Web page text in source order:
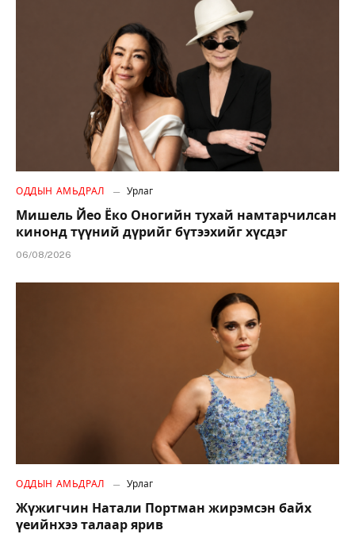
ОДДЫН АМЬДРАЛ Урлаг
Мишель Йео Ёко Оногийн тухай намтарчилсан
кинонд түүний дүрийг бүтээхийг хүсдэг
06/08/2026
ОДДЫН АМЬДРАЛ Урлаг
Жүжигчин Натали Портман жирэмсэн байх
үеийнхээ талаар ярив